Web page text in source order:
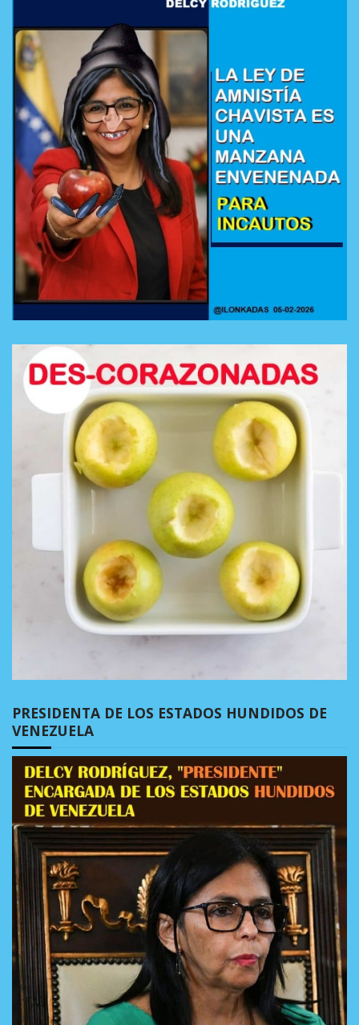
PRESIDENTA DE LOS ESTADOS HUNDIDOS DE
VENEZUELA